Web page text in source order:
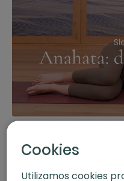
Anahata: discernimiento. Yin
Cookies
Utilizamos cookies